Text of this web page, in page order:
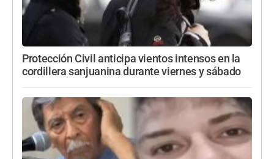
Protección Civil anticipa vientos intensos en la
cordillera sanjuanina durante viernes y sábado